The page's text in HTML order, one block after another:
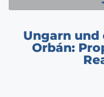
Ungarn und
Orbán: